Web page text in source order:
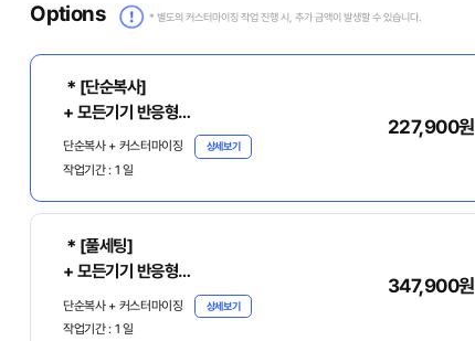
Options * 별도의 커스터마이징 작업 진행 시, 추가 금액이 발생할 수 있습니다.
＊[단순복사]
+ 모든기기 반응형
+ 원본파일, 매뉴얼 기본제공
기]를 클릭하여 주문서를 꼭 작성 바랍니다.
단순복사 + 커스터마이징 상세보기
작업기간 : 1 일
227,900원
＊[풀세팅]
+ 모든기기 반응형
+ 원본파일, 매뉴얼 기본제공
단순복사 + 커스터마이징 상세보기
작업기간 : 1 일
347,900원